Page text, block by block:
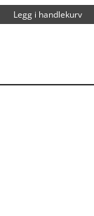
Legg i handlekurv